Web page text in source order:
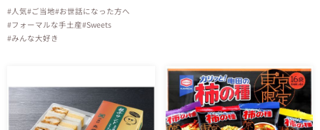
#人気#ご当地#お世話になった方へ
#フォーマルな手土産#Sweets
#みんな大好き